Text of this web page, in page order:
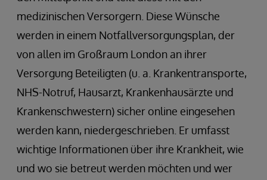
medizinischen Versorgern. Diese Wünsche
werden in einem Notfallversorgungsplan, der
von allen im Großraum London an ihrer
Versorgung Beteiligten (u. a. Krankentransporte,
NHS-Notruf, Hausarzt, Krankenhausärzte und
Krankenschwestern) sicher online eingesehen
werden kann, niedergeschrieben. Er umfasst
wichtige Informationen über ihre Krankheit, wie
und wo sie betreut werden möchten und wer